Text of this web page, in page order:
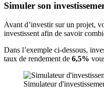
Simuler son
Avant d’investir sur un projet,
investissent afin de savoir
Dans l’exemple ci-dessous,
taux de rendement de 6,5%
Simulateur